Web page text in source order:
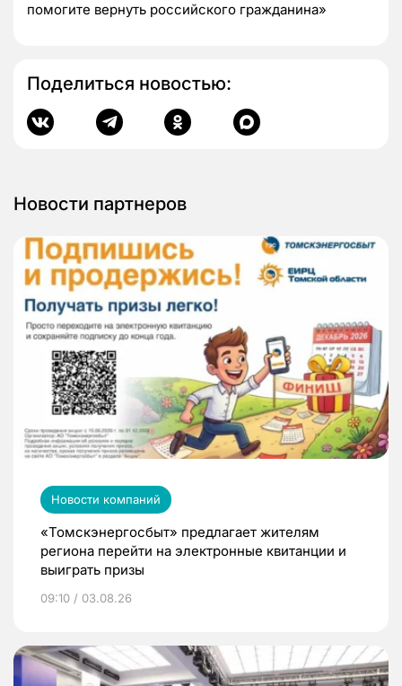
помогите вернуть российского гражданина»
Поделиться новостью:
Новости партнеров
Новости компаний
«Томскэнергосбыт» предлагает жителям
региона перейти на электронные квитанции и
выиграть призы
09:10 / 03.08.26